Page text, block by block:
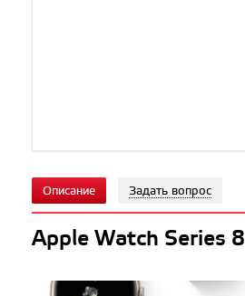
Описание Задать вопрос
Apple Watch Series 8